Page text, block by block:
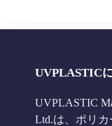
UVPLASTIC
UVPLASTIC
Ltd.は、ポリ